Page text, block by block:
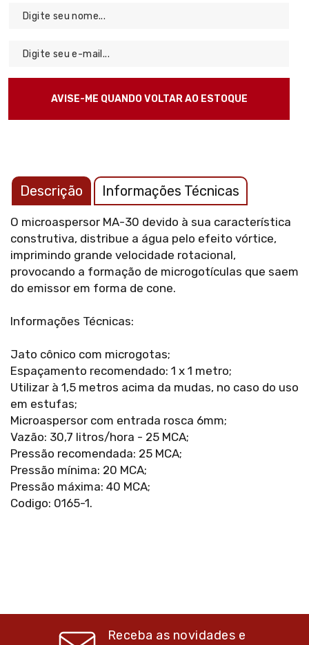
Descrição Informações Técnicas
O microaspersor MA-30 devido à sua característica
construtiva, distribue a água pelo efeito vórtice,
imprimindo grande velocidade rotacional,
provocando a formação de microgotículas que saem
do emissor em forma de cone.
Informações Técnicas:
Jato cônico com microgotas;
Espaçamento recomendado: 1 x 1 metro;
Utilizar à 1,5 metros acima da mudas, no caso do uso
em estufas;
Microaspersor com entrada rosca 6mm;
Vazão: 30,7 litros/hora - 25 MCA;
Pressão recomendada: 25 MCA;
Pressão mínima: 20 MCA;
Pressão máxima: 40 MCA;
Codigo: 0165-1.
Receba as novidades e